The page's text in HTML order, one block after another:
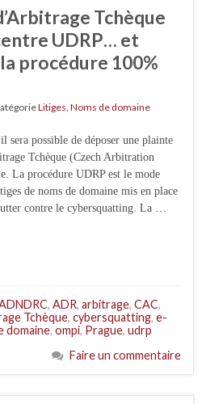
Tchèque
UDRP… et
procédure 100%
Litiges Noms de domaine
possible de déposer une plainte
Tchèque (Czech Arbitration
La procédure UDRP est le mode
de noms de domaine mis en place
contre le cybersquatting. La …
, ADR, arbitrage, CAC,
Tchèque, cybersquatting, e-
domaine, ompi, Prague, udrp
Faire un commentaire